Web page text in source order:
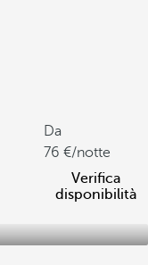
Da
76
/notte
Verifica
disponibilità